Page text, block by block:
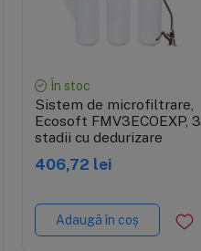
În stoc
Sistem de microfiltrare,
Ecosoft FMV3ECOEXP, 3
stadii cu dedurizare
406,72 lei
Adaugă în coș